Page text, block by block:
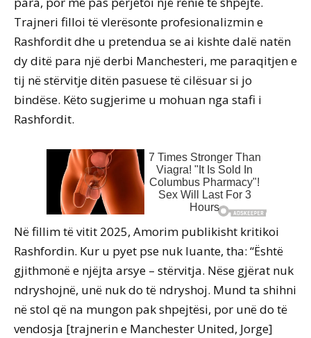
Trajneri filloi të vlerësonte profesionalizmin e
Rashfordit dhe u pretendua se ai kishte dalë natën
dy ditë para një derbi Manchesteri, me paraqitjen e
tij në stërvitje ditën pasuese të cilësuar si jo
bindëse. Këto sugjerime u mohuan nga stafi i
Rashfordit.
Në fillim të vitit 2025, Amorim publikisht kritikoi
Rashfordin. Kur u pyet pse nuk luante, tha: “Është
gjithmonë e njëjta arsye – stërvitja. Nëse gjërat nuk
ndryshojnë, unë nuk do të ndryshoj. Mund ta shihni
në stol që na mungon pak shpejtësi, por unë do të
vendosja [trajnerin e Manchester United, Jorge]